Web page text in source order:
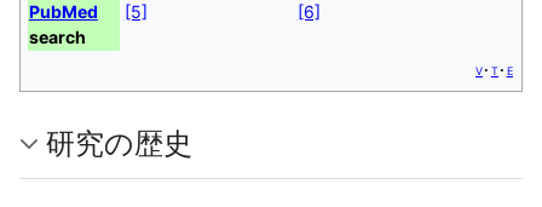
PubMed
search
[5] [6]
v t e
研究の歴史